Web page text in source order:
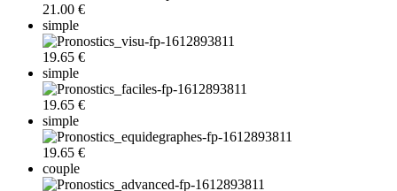
21.00 €
simple
19.65 €
simple
19.65 €
simple
19.65 €
couple